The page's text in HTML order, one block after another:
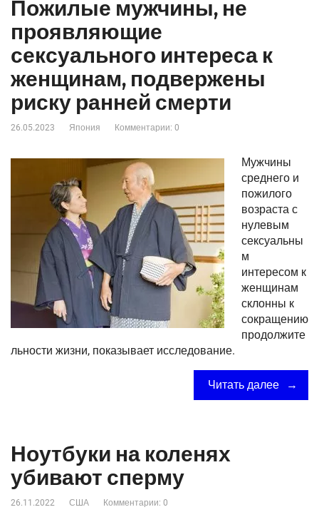
Пожилые мужчины, не
проявляющие
сексуального интереса к
женщинам, подвержены
риску ранней смерти
26.05.2023 Япония Комментарии: 0
Мужчины
среднего и
пожилого
возраста с
нулевым
сексуальны
м
интересом к
женщинам
склонны к
сокращению
продолжите
льности жизни, показывает исследование.
Читать далее
Ноутбуки на коленях
убивают сперму
26.11.2022 США Комментарии: 0